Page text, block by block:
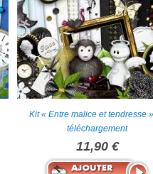
Kit « Entre malice et tendresse
téléchargement
11,90 €